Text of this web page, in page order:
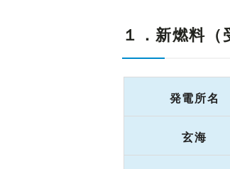
１．新燃料（
発電所名
玄海